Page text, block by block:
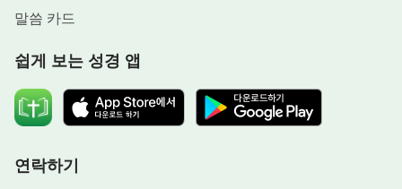
말씀 카드
쉽게 보는 성경 앱
연락하기